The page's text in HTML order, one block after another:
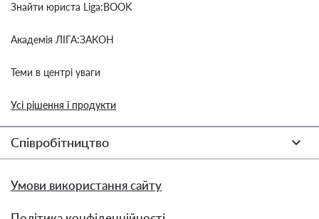
Знайти юриста Liga:BOOK
Академія ЛІГА:ЗАКОН
Теми в центрі уваги
Усі рішення і продукти
Співробітництво
Умови використання сайту